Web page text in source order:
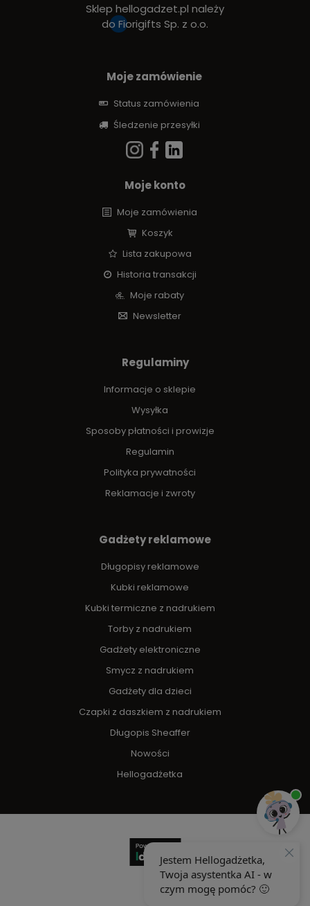
Sklep hellogadzet.pl należy
do Fiorigifts Sp. z o.o.
Moje zamówienie
Status zamówienia
Śledzenie przesyłki
Moje konto
Moje zamówienia
Koszyk
Lista zakupowa
Historia transakcji
Moje rabaty
Newsletter
Regulaminy
Informacje o sklepie
Wysyłka
Sposoby płatności i prowizje
Regulamin
Polityka prywatności
Reklamacje i zwroty
Gadżety reklamowe
Długopisy reklamowe
Kubki reklamowe
Kubki termiczne z nadrukiem
Torby z nadrukiem
Gadżety elektroniczne
Smycz z nadrukiem
Gadżety dla dzieci
Czapki z daszkiem z nadrukiem
Długopis Sheaffer
Nowości
Hellogadżetka